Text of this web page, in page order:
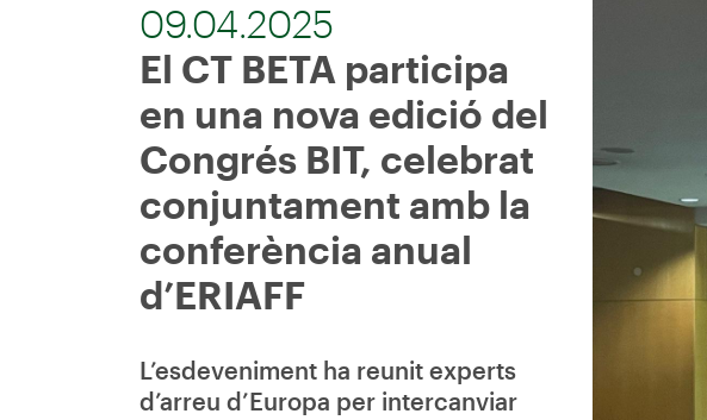
09.04.2025
El CT BETA participa
en una nova edició del
Congrés BIT, celebrat
conjuntament amb la
conferència anual
d’ERIAFF
L’esdeveniment ha reunit experts
d’arreu d’Europa per intercanviar